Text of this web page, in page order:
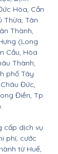
Hòa, Cần
Thừa, Tân
Thành,
(Long
Cầu, Hòa
Thành,
phố Tây
Đức,
Điền, Tp
cấp dịch vụ
phí, cước
từ Huế,